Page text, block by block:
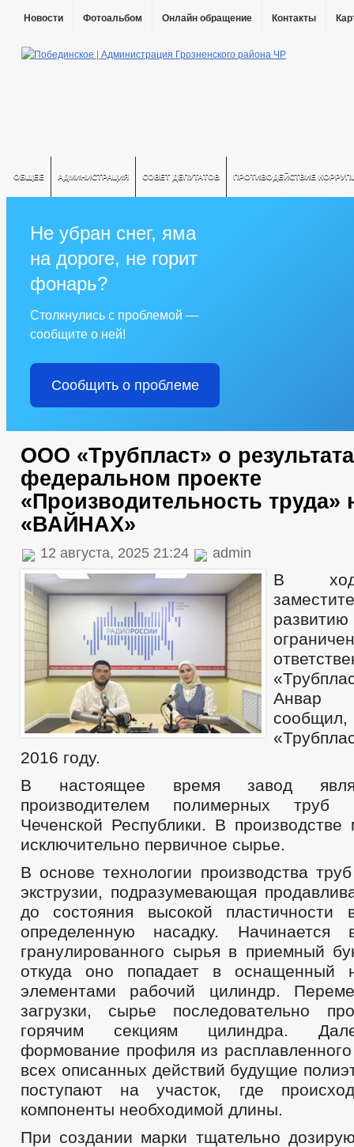
Новости Фотоальбом Онлайн обращение Контакты
ОБЩЕЕ АДМИНИСТРАЦИЯ СОВЕТ ДЕПУТАТОВ ПРОТИВОДЕЙСТВИЕ
Не убран снег, яма
на дороге, не горит
фонарь?
Столкнулись с проблемой —
сообщите о ней!
Сообщить о проблеме
ООО «Трубпласт» о
федеральном проекте
«Производительность труда»
«ВАЙНАХ»
12 августа, 2025 21:24 admin
В
Анвар
2016 году.
В настоящее время завод
производителем полимерных труб
Чеченской Республики. В производстве
исключительно первичное сырье.
В основе технологии производства
экструзии, подразумевающая
до состояния высокой пластичности
определенную насадку. Начинается
гранулированного сырья в приемный
откуда оно попадает в оснащенный
элементами рабочий цилиндр.
загрузки, сырье последовательно
горячим секциям цилиндра.
формование профиля из
всех описанных действий будущие
поступают на участок, где
компоненты необходимой длины.
При создании марки тщательно